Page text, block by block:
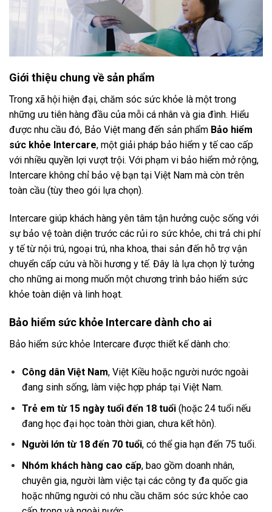
Giới thiệu chung về sản phẩm
Trong xã hội hiện đại, chăm sóc sức khỏe là một trong
những ưu tiên hàng đầu của mỗi cá nhân và gia đình. Hiểu
được nhu cầu đó, Bảo Việt mang đến sản phẩm Bảo hiểm
sức khỏe Intercare, một giải pháp bảo hiểm y tế cao cấp
với nhiều quyền lợi vượt trội. Với phạm vi bảo hiểm mở rộng,
Intercare không chỉ bảo vệ bạn tại Việt Nam mà còn trên
toàn cầu (tùy theo gói lựa chọn).
Intercare giúp khách hàng yên tâm tận hưởng cuộc sống với
sự bảo vệ toàn diện trước các rủi ro sức khỏe, chi trả chi phí
y tế từ nội trú, ngoại trú, nha khoa, thai sản đến hỗ trợ vận
chuyển cấp cứu và hồi hương y tế. Đây là lựa chọn lý tưởng
cho những ai mong muốn một chương trình bảo hiểm sức
khỏe toàn diện và linh hoạt.
Bảo hiểm sức khỏe Intercare dành cho ai
Bảo hiểm sức khỏe Intercare được thiết kế dành cho:
Công dân Việt Nam, Việt Kiều hoặc người nước ngoài
đang sinh sống, làm việc hợp pháp tại Việt Nam.
Trẻ em từ 15 ngày tuổi đến 18 tuổi(hoặc 24 tuổi nếu
đang học đại học toàn thời gian, chưa kết hôn).
Người lớn từ 18 đến 70 tuổi, có thể gia hạn đến 75 tuổi.
Nhóm khách hàng cao cấp, bao gồm doanh nhân,
chuyên gia, người làm việc tại các công ty đa quốc gia
hoặc những người có nhu cầu chăm sóc sức khỏe cao